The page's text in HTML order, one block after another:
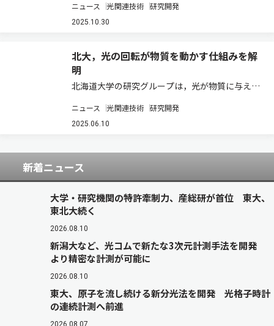
（THz）光の偏光回転として直接読み出すことに
成功した（ニュースリリース）。 従来，磁化の超
T…
ニュース 光関連技術 研究開発
2025.10.30
北大，光の回転が物質を動かす仕組みを解
明
北海道大学の研究グループは，光が物質に与え
を，スピンと軌道の二つに分け，それぞれの損失
量を個別に測定・解析できる新たな理論を提案し
だ…
ニュース 光関連技術 研究開発
2025.06.10
新着ニュース
大学・研究機関の特許牽制力、産総研が首位 東大、
東北大続く
2026.08.10
新潟大など、光コムで新たな3次元計測手法を開発
より精密な計測が可能に
2026.08.10
東大、原子を流し続ける新分光法を開発 光格子時計
の連続計測へ前進
2026.08.07